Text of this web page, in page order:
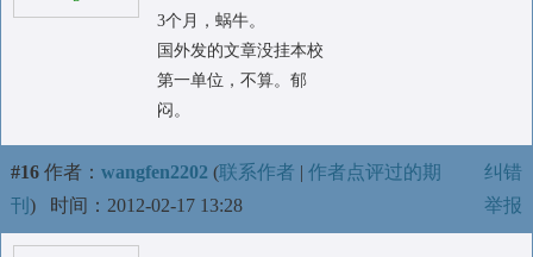
3个月，蜗牛。
国外发的文章没挂本校
第一单位，不算。郁
闷。
#16 作者： wangfen2202 (联系作者 | 作者点评过的期
刊 ) 时间：2012-02-17 13:28
纠错
举报